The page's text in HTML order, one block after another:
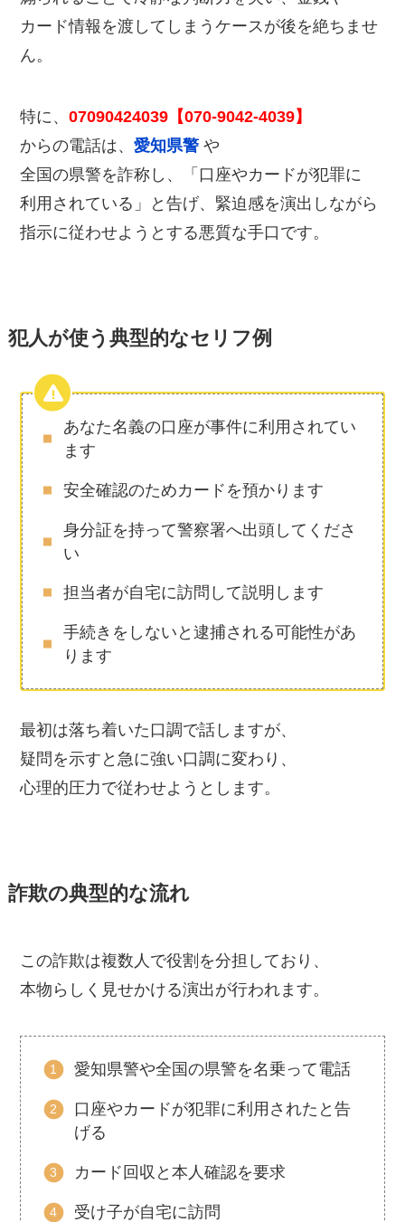
カード情報を渡してしまうケースが後を絶ちませ
ん。
特に、07090424039【070-9042-4039】
からの電話は、愛知県警 や
全国の県警を詐称し、「口座やカードが犯罪に
利用されている」と告げ、緊迫感を演出しながら
指示に従わせようとする悪質な手口です。
犯人が使う典型的なセリフ例
あなた名義の口座が事件に利用されてい
ます
安全確認のためカードを預かります
身分証を持って警察署へ出頭してくださ
い
担当者が自宅に訪問して説明します
手続きをしないと逮捕される可能性があ
ります
最初は落ち着いた口調で話しますが、
疑問を示すと急に強い口調に変わり、
心理的圧力で従わせようとします。
詐欺の典型的な流れ
この詐欺は複数人で役割を分担しており、
本物らしく見せかける演出が行われます。
愛知県警や全国の県警を名乗って電話
口座やカードが犯罪に利用されたと告
げる
カード回収と本人確認を要求
受け子が自宅に訪問